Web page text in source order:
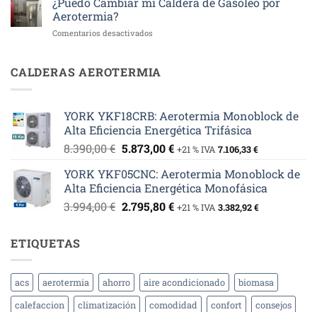
Energía
en
Eficiencia
y
Sostenibilidad
Aerotermia?
Comentarios desactivados
mi
por
Aerotermia?
CALDERAS AEROTERMIA
YORK YKF18CRB: Aerotermia Monoblock de
Alta Eficiencia Energética Trifásica
8.390,00€ El
original
era:
8.390,00 €.
5.873,00€El
actual
es:
5.873,00 €.
+21 % IVA 7.106,33€
YORK YKF05CNC: Aerotermia Monoblock de
Alta Eficiencia Energética Monofásica
3.994,00€ El
2.795,80€El
+21 % IVA 3.382,92€
ETIQUETAS
acs aerotermia ahorro aire acondicionado
biomasa
calefaccion
climatización comodidad confort
consejos